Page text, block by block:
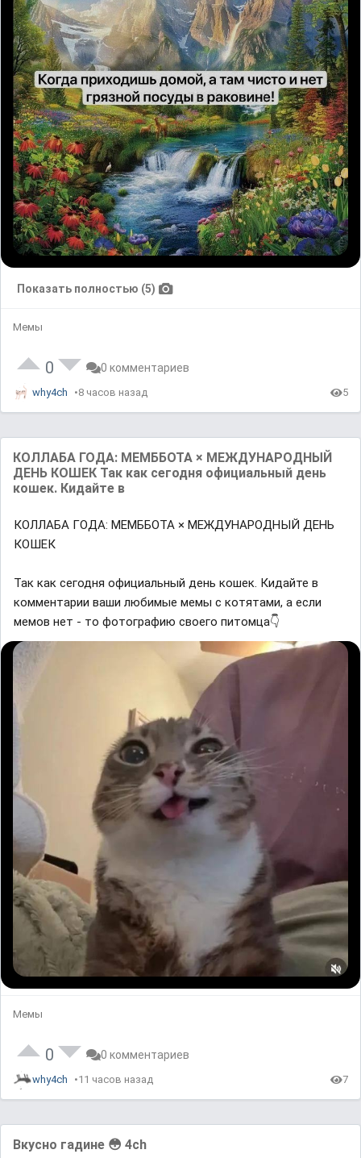
Показать полностью (5)
Мемы
0 0 комментариев
why4ch 8 часов назад 5
КОЛЛАБА ГОДА: МЕМББОТА × МЕЖДУНАРОДНЫЙ
ДЕНЬ КОШЕК Так как сегодня официальный день
кошек. Кидайте в
КОЛЛАБА ГОДА: МЕМББОТА × МЕЖДУНАРОДНЫЙ ДЕНЬ
КОШЕК
Так как сегодня официальный день кошек. Кидайте в
комментарии ваши любимые мемы с котятами, а если
мемов нет - то фотографию своего питомца👇
Мемы
0 0 комментариев
why4ch 11 часов назад 7
Вкусно гадине 😳 4ch